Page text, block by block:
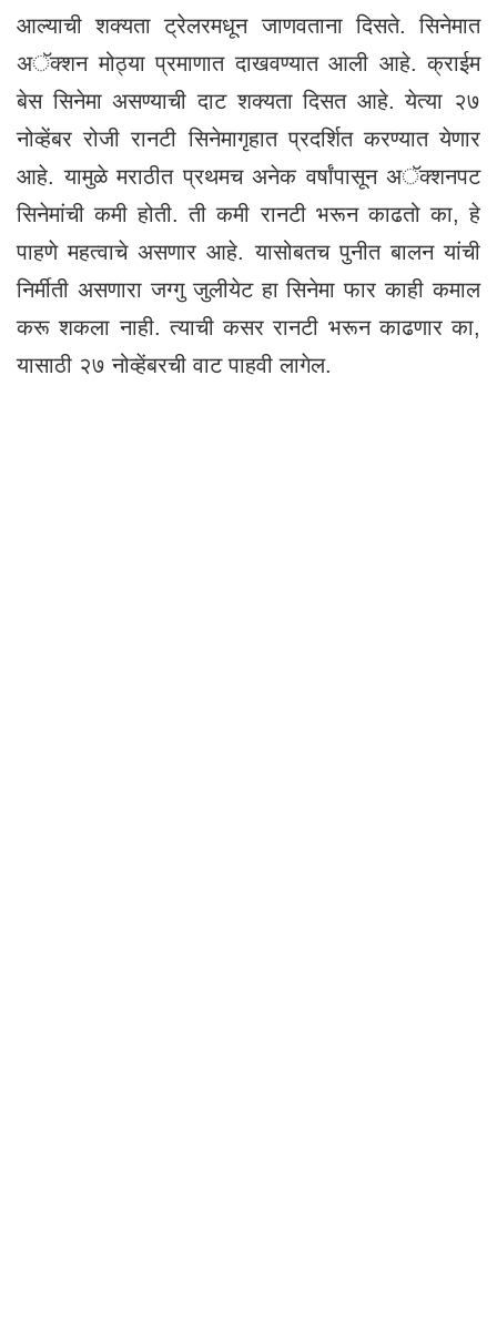
आल्याची शक्यता ट्रेलरमधून जाणवताना दिसते. सिनेमात
अॅक्शन मोठ्या प्रमाणात दाखवण्यात आली आहे. क्राईम
बेस सिनेमा असण्याची दाट शक्यता दिसत आहे. येत्या २७
नोव्हेंबर रोजी रानटी सिनेमागृहात प्रदर्शित करण्यात येणार
आहे. यामुळे मराठीत प्रथमच अनेक वर्षांपासून अॅक्शनपट
सिनेमांची कमी होती. ती कमी रानटी भरून काढतो का, हे
पाहणे महत्वाचे असणार आहे. यासोबतच पुनीत बालन यांची
निर्मीती असणारा जग्गु जुलीयेट हा सिनेमा फार काही कमाल
करू शकला नाही. त्याची कसर रानटी भरून काढणार का,
यासाठी २७ नोव्हेंबरची वाट पाहवी लागेल.